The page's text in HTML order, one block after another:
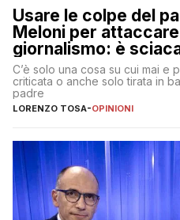
Usare le colpe del
Meloni per
giornalismo: è
Dimostriamo di
C’è solo una cosa su cui mai e
criticata o anche solo tirata in
padre
LORENZO TOSA-OPINIONI